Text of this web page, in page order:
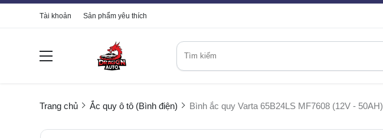
Tài khoản Sản phẩm yêu thích
Trang chủ Ắc quy ô tô (Bình điện) Bình ắc quy Varta 65B24LS MF7608 (12V - 50AH)